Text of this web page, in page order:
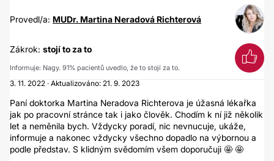
Provedl/a: MUDr. Martina Neradová Richterová
Zákrok: stojí to za to
Informuje: Nagy. 91% pacientů uvedlo, že to stojí za to.
3. 11. 2022 · Aktualizováno: 21. 9. 2023
Paní doktorka Martina Neradova Richterova je úžasná lékařka
jak po pracovní stránce tak i jako člověk. Chodím k ní již několik
let a neměnila bych. Vždycky poradí, nic nevnucuje, ukáže,
informuje a nakonec vždycky všechno dopadlo na výbornou a
podle představ. S klidným svědomím všem doporučuji 🤩 🤩